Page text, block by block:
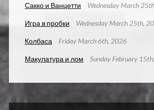
Сакко и Ванцетти Wednesday March
Игра в пробки Wednesday March 25th,
Колбаса Friday March 6th, 2026
Макулатура и лом Sunday February